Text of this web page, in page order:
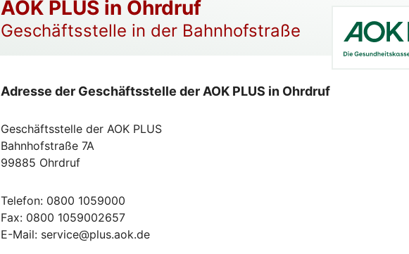
AOK PLUS in Ohrdruf
Geschäftsstelle in der Bahnhofstraße
Adresse der Geschäftsstelle der AOK PLUS in Ohrdruf
Geschäftsstelle der AOK PLUS
Bahnhofstraße 7A
99885 Ohrdruf
Telefon: 0800 1059000
Fax: 0800 1059002657
E-Mail: service@plus.aok.de